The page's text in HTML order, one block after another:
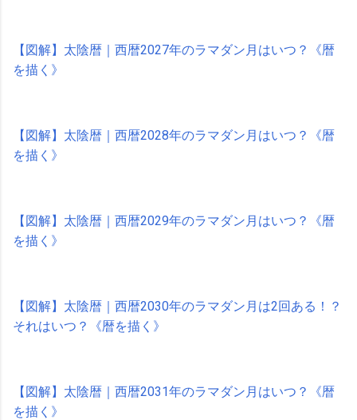
【図解】太陰暦｜西暦2027年のラマダン月はいつ？《暦
を描く》
【図解】太陰暦｜西暦2028年のラマダン月はいつ？《暦
を描く》
【図解】太陰暦｜西暦2029年のラマダン月はいつ？《暦
を描く》
【図解】太陰暦｜西暦2030年のラマダン月は2回ある！？
それはいつ？《暦を描く》
【図解】太陰暦｜西暦2031年のラマダン月はいつ？《暦
を描く》